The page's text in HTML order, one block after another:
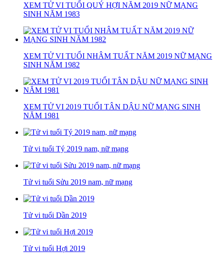
XEM TỬ VI TUỔI QUÝ HỢI NĂM 2019 NỮ MẠNG
SINH NĂM 1983
XEM TỬ VI TUỔI NHÂM TUẤT NĂM 2019 NỮ MẠNG
SINH NĂM 1982
XEM TỬ VI 2019 TUỔI TÂN DẬU NỮ MẠNG SINH
NĂM 1981
Tử vi tuổi Tý 2019 nam, nữ mạng
Tử vi tuổi Sửu 2019 nam, nữ mạng
Tử vi tuổi Dần 2019
Tử vi tuổi Hợi 2019